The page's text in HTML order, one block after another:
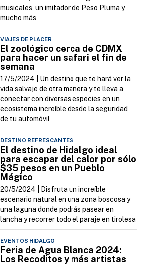
musicales, un imitador de Peso Pluma y
mucho más
VIAJES DE PLACER
El zoológico cerca de CDMX
para hacer un safari el fin de
semana
17/5/2024 | Un destino que te hará ver la
vida salvaje de otra manera y te lleva a
conectar con diversas especies en un
ecosistema increíble desde la seguridad
de tu automóvil
DESTINO REFRESCANTES
El destino de Hidalgo ideal
para escapar del calor por sólo
$35 pesos en un Pueblo
Mágico
20/5/2024 |
Disfruta un increíble
escenario natural en una zona boscosa y
una laguna donde podrás pasear en
lancha y recorrer todo el paraje en tirolesa
EVENTOS HIDALGO
Feria de Agua Blanca 2024:
Los Recoditos y más artistas